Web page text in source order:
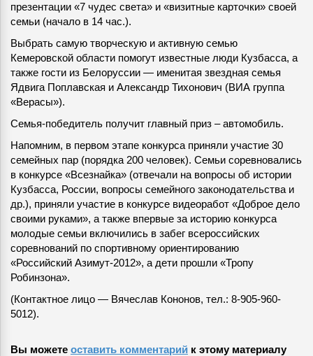
презентации «7 чудес света» и «визитные карточки» своей
семьи (начало в 14 час.).
Выбрать самую творческую и активную семью
Кемеровской области помогут известные люди Кузбасса, а
также гости из Белоруссии — именитая звездная семья
Ядвига Поплавская и Александр Тихонович (ВИА группа
«Верасы»).
Семья-победитель получит главный приз – автомобиль.
Напомним, в первом этапе конкурса приняли участие 30
семейных пар (порядка 200 человек). Семьи соревновались
в конкурсе «Всезнайка» (отвечали на вопросы об истории
Кузбасса, России, вопросы семейного законодательства и
др.), приняли участие в конкурсе видеоработ «Доброе дело
своими руками», а также впервые за историю конкурса
молодые семьи включились в забег всероссийских
соревнований по спортивному ориентированию
«Российский Азимут-2012», а дети прошли «Тропу
Робинзона».
(Контактное лицо — Вячеслав Кононов, тел.: 8-905-960-
5012).
Вы можете оставить комментарий к этому материалу